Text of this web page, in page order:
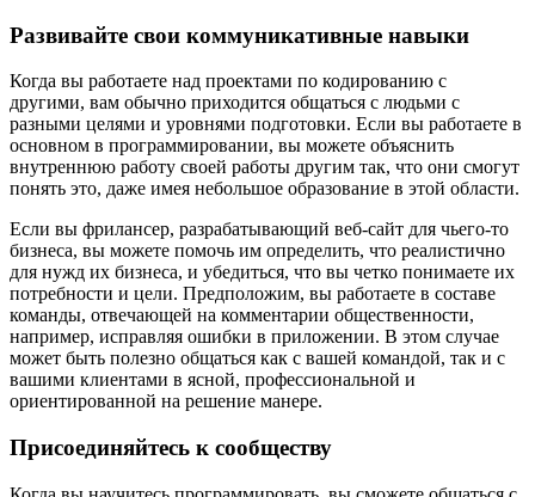
Развивайте свои коммуникативные навыки
Когда вы работаете над проектами по кодированию с
другими, вам обычно приходится общаться с людьми с
разными целями и уровнями подготовки. Если вы работаете в
основном в программировании, вы можете объяснить
внутреннюю работу своей работы другим так, что они смогут
понять это, даже имея небольшое образование в этой области.
Если вы фрилансер, разрабатывающий веб-сайт для чьего-то
бизнеса, вы можете помочь им определить, что реалистично
для нужд их бизнеса, и убедиться, что вы четко понимаете их
потребности и цели. Предположим, вы работаете в составе
команды, отвечающей на комментарии общественности,
например, исправляя ошибки в приложении. В этом случае
может быть полезно общаться как с вашей командой, так и с
вашими клиентами в ясной, профессиональной и
ориентированной на решение манере.
Присоединяйтесь к сообществу